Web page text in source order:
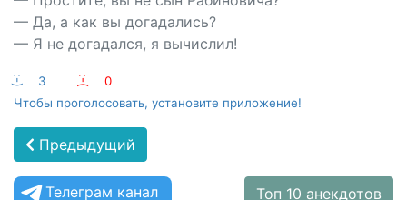
— Да, а как вы догадались?
— Я не догадался, я вычислил!
:-) 3 :-(
0
Чтобы проголосовать, установите приложение!
Предыдущий
Телеграм канал Топ 10 анекдотов